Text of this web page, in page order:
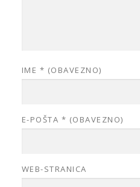
IME * (OBAVEZNO)
E-POŠTA * (OBAVEZNO)
WEB-STRANICA